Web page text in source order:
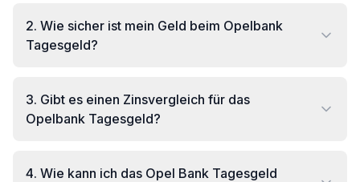
2. Wie sicher ist mein Geld beim Opelbank
Tagesgeld?
3. Gibt es einen Zinsvergleich für das
Opelbank Tagesgeld?
4. Wie kann ich das Opel Bank Tagesgeld